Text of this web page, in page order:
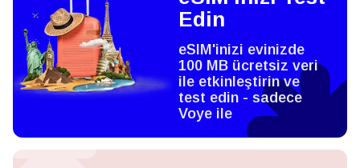
Edin
eSIM'inizi evinizde
100 MB ücretsiz veri
ile etkinleştirin ve
test edin - sadece
Voye ile